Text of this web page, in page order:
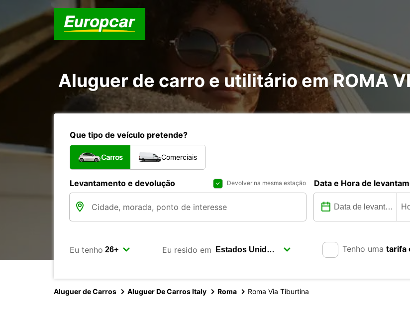
Aluguer de carro e utilitário em ROMA
Que tipo de veículo pretende?
Carros Comerciais
Levantamento e devolução Devolver na mesma estação Data e Hora de
Eu tenho Eu resido em Tenho uma tarifa
Aluguer de Carros Aluguer De Carros Italy Roma Roma Via Tiburtina